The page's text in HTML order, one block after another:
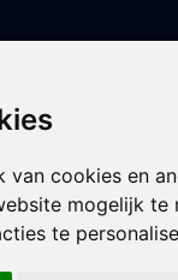
van cookies en
mogelijk te
te
dan tijdig uw
Keuken